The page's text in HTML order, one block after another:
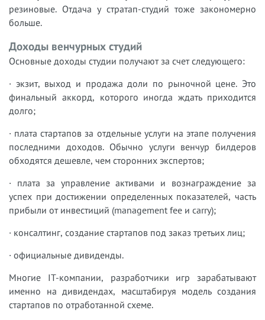
резиновые. Отдача у стратап-студий тоже закономерно
больше.
Доходы венчурных студий
Основные доходы студии получают за счет следующего:
· экзит, выход и продажа доли по рыночной цене. Это
финальный аккорд, которого иногда ждать приходится
долго;
· плата стартапов за отдельные услуги на этапе получения
последними доходов. Обычно услуги венчур билдеров
обходятся дешевле, чем сторонних экспертов;
· плата за управление активами и вознаграждение за
успех при достижении определенных показателей, часть
прибыли от инвестиций (management fee и carry);
· консалтинг, создание стартапов под заказ третьих лиц;
· официальные дивиденды.
Многие IT-компании, разработчики игр зарабатывают
именно на дивидендах, масштабируя модель создания
стартапов по отработанной схеме.